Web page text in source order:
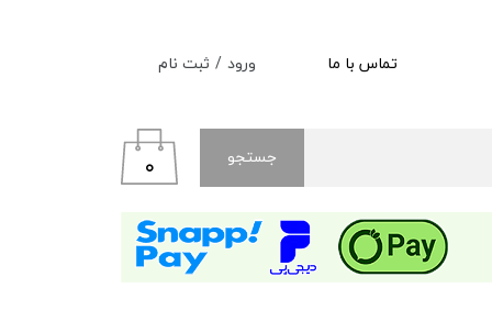
ورود / ثبت نام
تغییر گذر واژه
سفارشات
خروج از حساب کاربری
تماس با ما
جستجو ۰